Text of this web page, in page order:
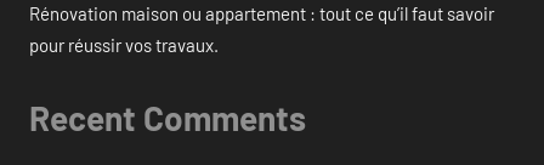
Rénovation maison ou appartement : tout ce qu’il faut savoir
pour réussir vos travaux.
Recent Comments